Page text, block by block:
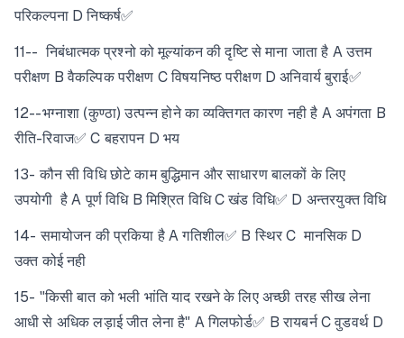
परिकल्पना D निष्कर्ष✅
11-- निबंधात्मक प्रश्नो को मूल्यांकन की दृष्टि से माना जाता है A उत्तम
परीक्षण B वैकल्पिक परीक्षण C विषयनिष्ठ परीक्षण D अनिवार्य बुराई✅
12--भग्नाशा (कुण्ठा) उत्पन्न होने का व्यक्तिगत कारण नही है A अपंगता B
रीति-रिवाज✅ C बहरापन D भय
13- कौन सी विधि छोटे काम बुद्धिमान और साधारण बालकों के लिए
उपयोगी है A पूर्ण विधि B मिश्रित विधि C खंड विधि✅ D अन्तरयुक्त विधि
14- समायोजन की प्रकिया है A गतिशील✅ B स्थिर C मानसिक D
उक्त कोई नही
15- "किसी बात को भली भांति याद रखने के लिए अच्छी तरह सीख लेना
आधी से अधिक लड़ाई जीत लेना है" A गिलफोर्ड✅ B रायबर्न C वुडवर्थ D